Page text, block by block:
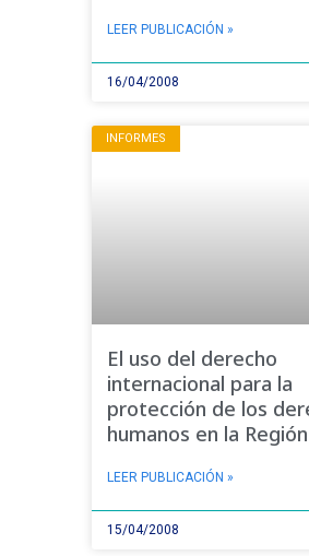
LEER PUBLICACIÓN »
16/04/2008
INFORMES
El uso del derecho
internacional para la
protección de los
humanos en la
LEER PUBLICACIÓN »
15/04/2008